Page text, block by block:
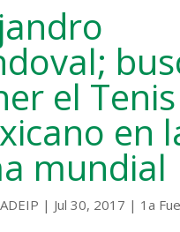
el Tenis
en
mundial
| Jul 30, 2017 | 1a